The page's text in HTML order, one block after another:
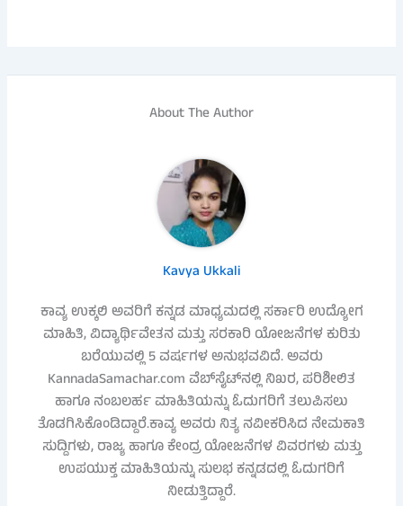
About The Author
Kavya Ukkali
ಕಾವ್ಯ ಉಕ್ಕಲಿ ಅವರಿಗೆ ಕನ್ನಡ ಮಾಧ್ಯಮದಲ್ಲಿ ಸರ್ಕಾರಿ ಉದ್ಯೋಗ
ಮಾಹಿತಿ, ವಿದ್ಯಾರ್ಥಿವೇತನ ಮತ್ತು ಸರಕಾರಿ ಯೋಜನೆಗಳ ಕುರಿತು
ಬರೆಯುವಲ್ಲಿ 5 ವರ್ಷಗಳ ಅನುಭವವಿದೆ. ಅವರು
KannadaSamachar.com ವೆಬ್‌ಸೈಟ್‌ನಲ್ಲಿ ನಿಖರ, ಪರಿಶೀಲಿತ
ಹಾಗೂ ನಂಬಲರ್ಹ ಮಾಹಿತಿಯನ್ನು ಓದುಗರಿಗೆ ತಲುಪಿಸಲು
ತೊಡಗಿಸಿಕೊಂಡಿದ್ದಾರೆ.ಕಾವ್ಯ ಅವರು ನಿತ್ಯ ನವೀಕರಿಸಿದ ನೇಮಕಾತಿ
ಸುದ್ದಿಗಳು, ರಾಜ್ಯ ಹಾಗೂ ಕೇಂದ್ರ ಯೋಜನೆಗಳ ವಿವರಗಳು ಮತ್ತು
ಉಪಯುಕ್ತ ಮಾಹಿತಿಯನ್ನು ಸುಲಭ ಕನ್ನಡದಲ್ಲಿ ಓದುಗರಿಗೆ
ನೀಡುತ್ತಿದ್ದಾರೆ.